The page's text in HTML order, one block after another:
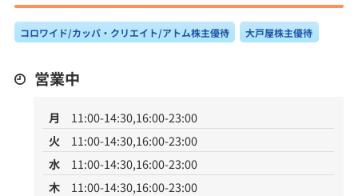
コロワイド/カッパ・クリエイト/アトム株主優待 大戸屋株主優待
営業中
月
11:00-14:30,16:00-23:00
火
11:00-14:30,16:00-23:00
水
11:00-14:30,16:00-23:00
木
11:00-14:30,16:00-23:00